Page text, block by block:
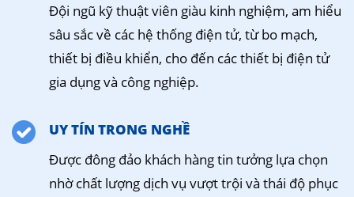
Đội ngũ kỹ thuật viên giàu kinh nghiệm, am hiểu
sâu sắc về các hệ thống điện tử, từ bo mạch,
thiết bị điều khiển, cho đến các thiết bị điện tử
gia dụng và công nghiệp.
UY TÍN TRONG NGHỀ
Được đông đảo khách hàng tin tưởng lựa chọn
nhờ chất lượng dịch vụ vượt trội và thái độ phục